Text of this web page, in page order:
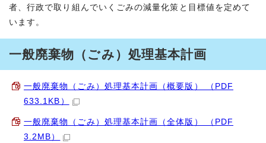
者、行政で取り組んでいくごみの減量化策と目標値を定めて
います。
一般廃棄物（ごみ）処理基本計画
一般廃棄物（ごみ）処理基本計画（概要版） （PDF
633.1KB）
一般廃棄物（ごみ）処理基本計画（全体版） （PDF
3.2MB）